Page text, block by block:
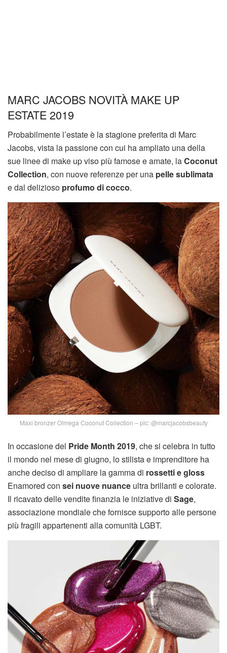
MARC JACOBS NOVITÀ MAKE UP
ESTATE 2019
Probabilmente l’estate è la stagione preferita di Marc
Jacobs, vista la passione con cui ha ampliato una della
sue linee di make up viso più famose e amate, laCoconut
Collection, con nuove referenze per una pelle sublimata
e dal delizioso profumo di cocco.
Maxi bronzer O!mega Coconut Collection – pic: @marcjacobsbeauty
In occasione del Pride Month 2019, che si celebra in tutto
il mondo nel mese di giugno, lo stilista e imprenditore ha
anche deciso di ampliare la gamma di rossetti e gloss
Enamored con sei nuove nuance ultra brillanti e colorate.
Il ricavato delle vendite finanzia le iniziative di Sage,
associazione mondiale che fornisce supporto alle persone
più fragili appartenenti alla comunità LGBT.